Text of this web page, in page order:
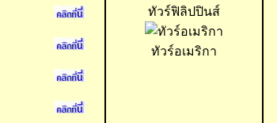
ทัวร์ฟิลิปปินส์
ทัวร์อเมริกา